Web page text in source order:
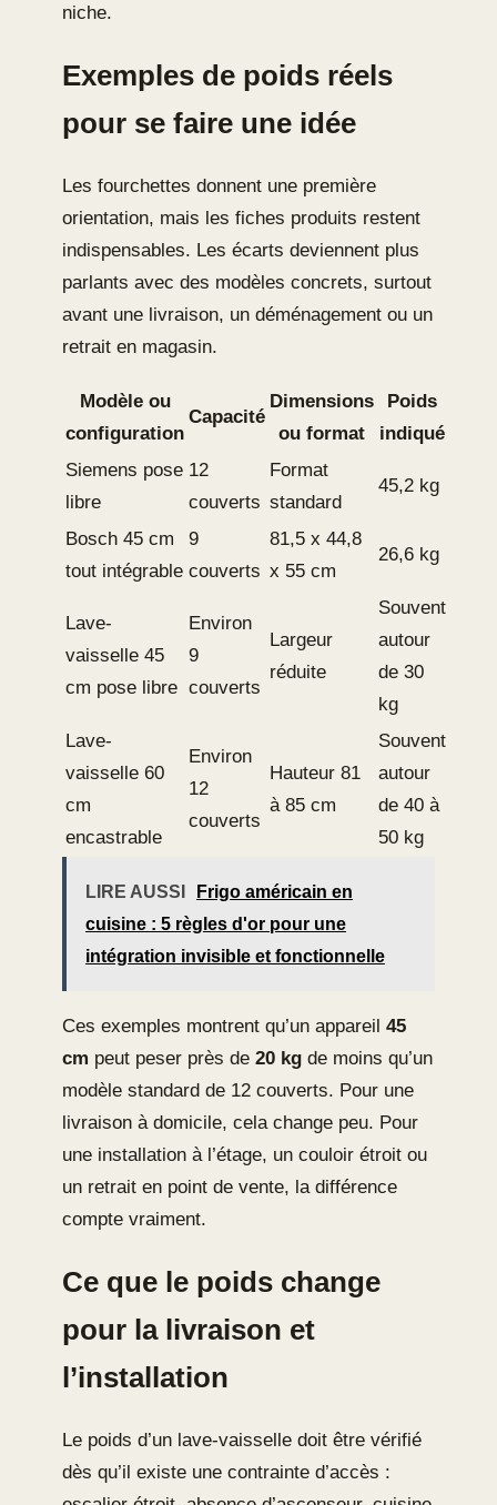
niche.
Exemples de poids réels
pour se faire une idée
Les fourchettes donnent une première
orientation, mais les fiches produits restent
indispensables. Les écarts deviennent plus
parlants avec des modèles concrets, surtout
avant une livraison, un déménagement ou un
retrait en magasin.
Modèle ou
configuration
Capacité
Dimensions
ou format
Poids
indiqué
Siemens pose
libre
12
couverts
Format
standard
45,2 kg
Bosch 45 cm
tout intégrable
9
couverts
81,5 x 44,8
x 55 cm
26,6 kg
Lave-
vaisselle 45
cm pose libre
Environ
9
couverts
Largeur
réduite
Souvent
autour
de 30
kg
Lave-
vaisselle 60
cm
encastrable
Environ
12
couverts
Hauteur 81
à 85 cm
Souvent
autour
de 40 à
50 kg
LIRE AUSSI
Frigo américain en
cuisine : 5 règles d'or pour une
intégration invisible et fonctionnelle
Ces exemples montrent qu’un appareil 45
cm peut peser près de 20 kg de moins qu’un
modèle standard de 12 couverts. Pour une
livraison à domicile, cela change peu. Pour
une installation à l’étage, un couloir étroit ou
un retrait en point de vente, la différence
compte vraiment.
Ce que le poids change
pour la livraison et
l’installation
Le poids d’un lave-vaisselle doit être vérifié
dès qu’il existe une contrainte d’accès :